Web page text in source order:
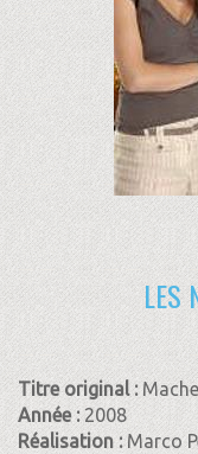
LES
Titre original :
Année :2008
Réalisation : Marco